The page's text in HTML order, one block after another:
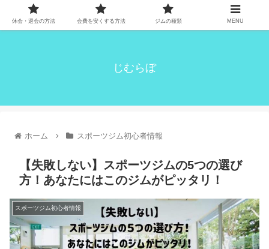
じむらぼ
ホーム スポーツジム初心者情報
【失敗しない】スポーツジムの5つの選び
方！あなたにはこのジムがピッタリ！
スポーツジム初心者情報
休会・退会の方法 会費を安くする方法 ジムの種類 MENU